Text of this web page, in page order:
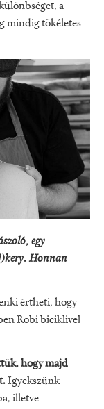
a
mindig tökéletes
egy
Honnan
értheti, hogy
Robi biciklivel
hogy majd
Igyekszünk
illetve